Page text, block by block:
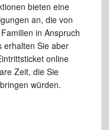
bieten eine
an, die von
in Anspruch
erhalten Sie aber
online
Zeit, die Sie
würden.